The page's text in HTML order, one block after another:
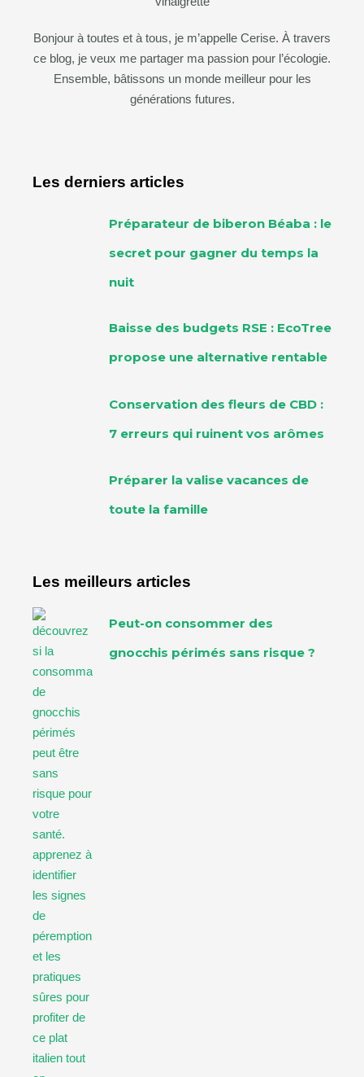
Bonjour à toutes et à tous, je m’appelle Cerise. À travers
ce blog, je veux me partager ma passion pour l’écologie.
Ensemble, bâtissons un monde meilleur pour les
générations futures.
Les derniers articles
Préparateur de biberon Béaba : le
secret pour gagner du temps la
nuit
Baisse des budgets RSE : EcoTree
propose une alternative rentable
Conservation des fleurs de CBD :
7 erreurs qui ruinent vos arômes
Préparer la valise vacances de
toute la famille
Les meilleurs articles
Peut-on consommer des
gnocchis périmés sans risque ?